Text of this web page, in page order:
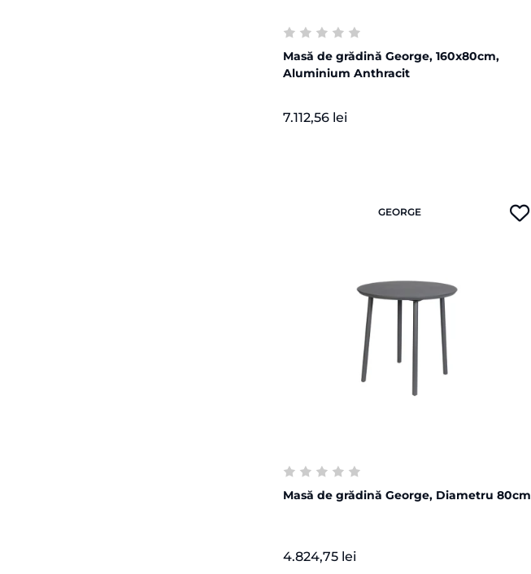
Masă de grădină George, 160x80cm,
Aluminium Anthracit
7.112,56 lei
GEORGE
Masă de grădină George, Diametru 80cm
4.824,75 lei